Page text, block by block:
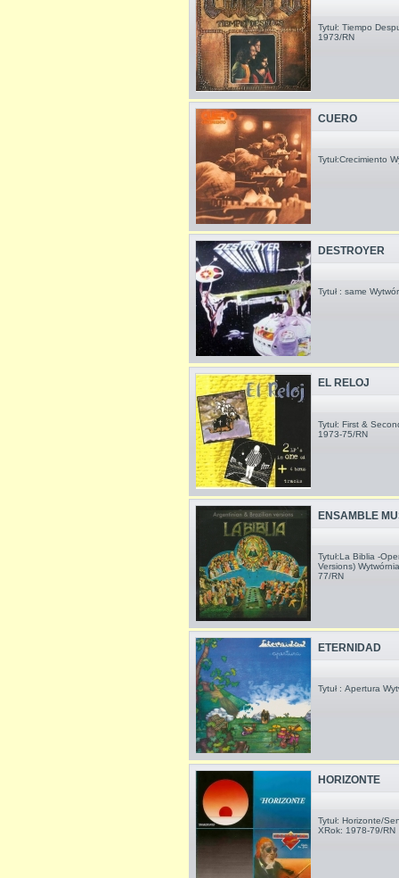
Tytuł: Tiempo
1973/RN
CUERO
Tytuł:Crecimiento
DESTROYER
Tytuł : same
EL RELOJ
Tytuł: First &
1973-75/RN
ENSAMBLE
Tytuł:La Biblia -
Versions)
77/RN
ETERNIDAD
Tytuł : Apertura
HORIZONTE
Tytuł: Horizonte/
XRok: 1978-79/RN